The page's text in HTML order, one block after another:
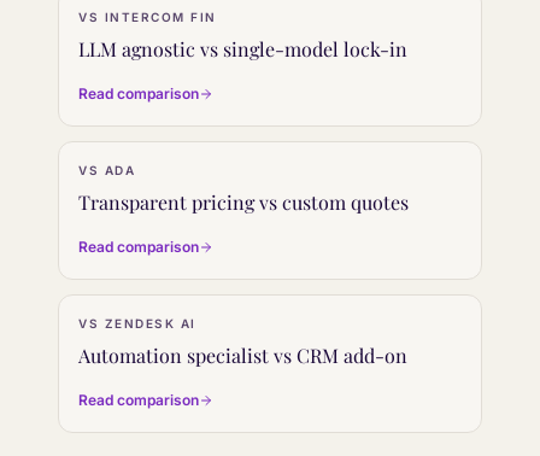
VS INTERCOM FIN
LLM agnostic vs single-model lock-in
Read comparison
VS ADA
Transparent pricing vs custom quotes
Read comparison
VS ZENDESK AI
Automation specialist vs CRM add-on
Read comparison